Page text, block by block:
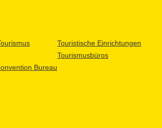
Bureau
Touristische Einrichtungen
Tourismusbüros